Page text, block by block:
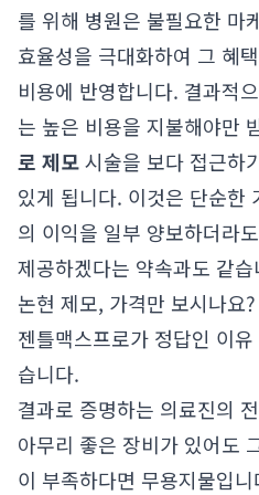
를 위해 병원은 불필요한 마
효율성을 극대화하여 그 혜
비용에 반영합니다. 결과적
는 높은 비용을 지불해야만
로 제모시술을 보다 접근하
있게 됩니다. 이것은 단순한
의 이익을 일부 양보하더라
제공하겠다는 약속과도 같
논현 제모, 가격만 보시나요
젠틀맥스프로가 정답인 이유
습니다.
결과로 증명하는 의료진의
아무리 좋은 장비가 있어도
이 부족하다면 무용지물입니